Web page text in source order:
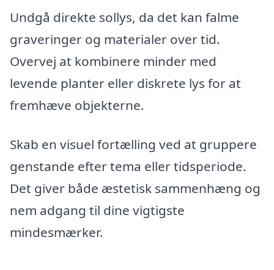
Undgå direkte sollys, da det kan falme
graveringer og materialer over tid.
Overvej at kombinere minder med
levende planter eller diskrete lys for at
fremhæve objekterne.
Skab en visuel fortælling ved at gruppere
genstande efter tema eller tidsperiode.
Det giver både æstetisk sammenhæng og
nem adgang til dine vigtigste
mindesmærker.